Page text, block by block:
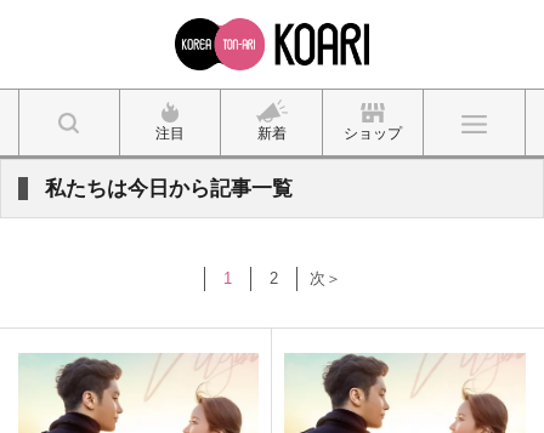
注目 新着 ショップ
私たちは今日から記事一覧
1 2 次＞